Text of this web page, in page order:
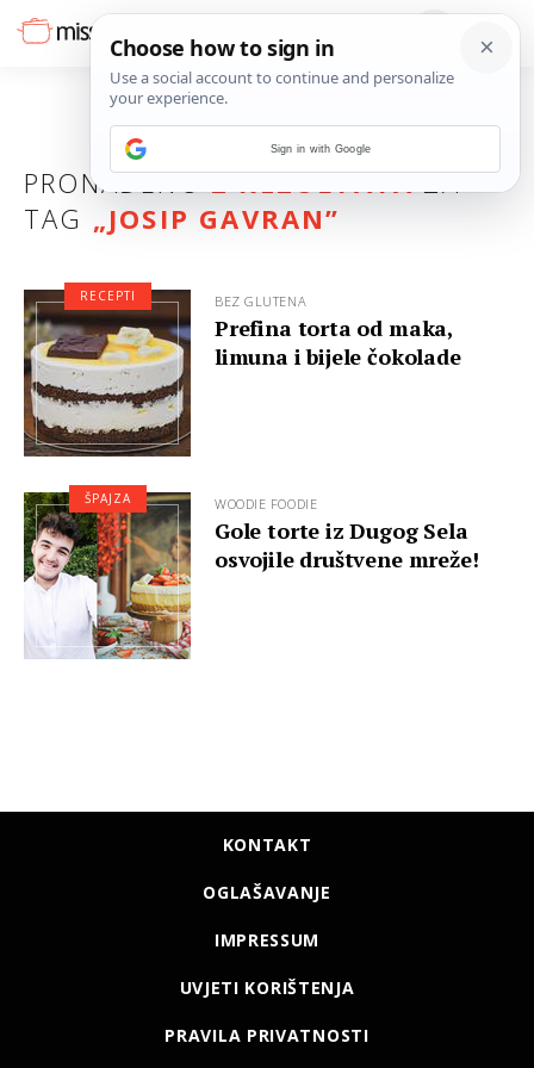
PRONAĐENO2 REZULTATAZA
TAG „JOSIP GAVRAN”
BEZ GLUTENA
Prefina torta od maka,
limuna i bijele čokolade
RECEPTI
WOODIE FOODIE
Gole torte iz Dugog Sela
osvojile društvene mreže!
ŠPAJZA
KONTAKT
OGLAŠAVANJE
IMPRESSUM
UVJETI KORIŠTENJA
PRAVILA PRIVATNOSTI
Sign in with Google